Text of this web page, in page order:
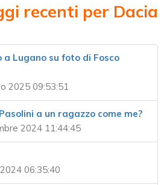
recenti per Dacia
Lugano su foto di Fosco
2025 09:53:51
a un ragazzo come me?
2024 11:44:45
06:35:40